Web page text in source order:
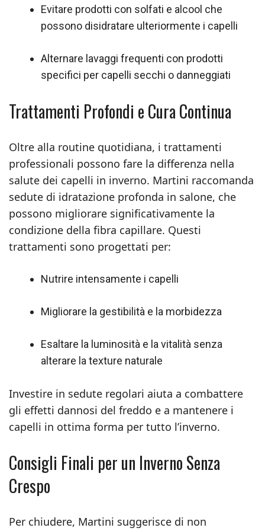
Evitare prodotti con solfati e alcool che
possono disidratare ulteriormente i capelli
Alternare lavaggi frequenti con prodotti
specifici per capelli secchi o danneggiati
Trattamenti Profondi e Cura Continua
Oltre alla routine quotidiana, i trattamenti
professionali possono fare la differenza nella
salute dei capelli in inverno. Martini raccomanda
sedute di idratazione profonda in salone, che
possono migliorare significativamente la
condizione della fibra capillare. Questi
trattamenti sono progettati per:
Nutrire intensamente i capelli
Migliorare la gestibilità e la morbidezza
Esaltare la luminosità e la vitalità senza
alterare la texture naturale
Investire in sedute regolari aiuta a combattere
gli effetti dannosi del freddo e a mantenere i
capelli in ottima forma per tutto l’inverno.
Consigli Finali per un Inverno Senza
Crespo
Per chiudere, Martini suggerisce di non